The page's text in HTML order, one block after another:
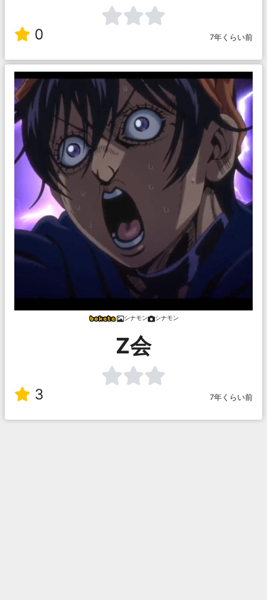
0 7年くらい前
シナモン シナモン
Z会
3 7年くらい前